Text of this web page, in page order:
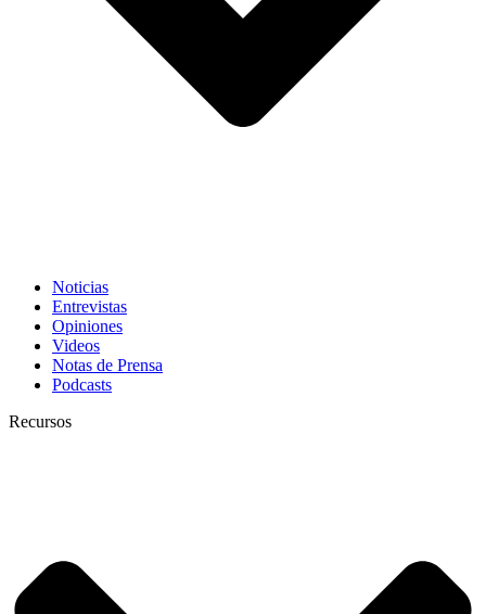
Noticias
Entrevistas
Opiniones
Videos
Notas de Prensa
Podcasts
Recursos